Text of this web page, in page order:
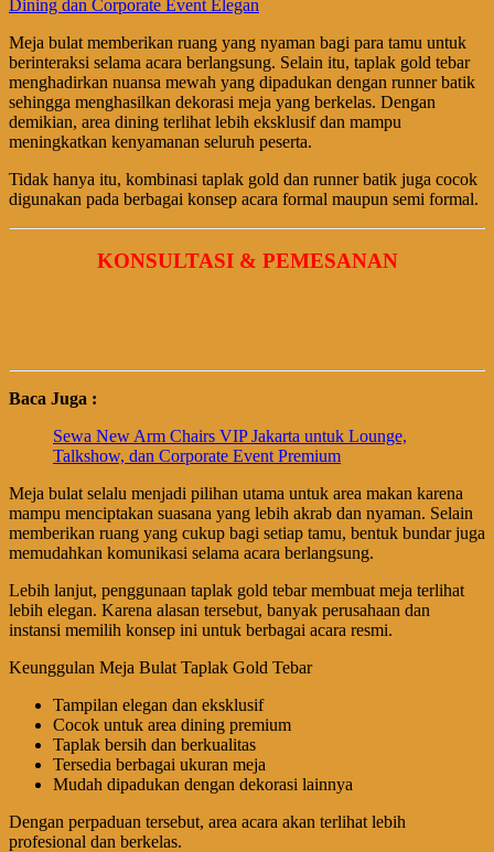
Meja bulat memberikan ruang yang nyaman bagi para tamu untuk
berinteraksi selama acara berlangsung. Selain itu, taplak gold tebar
menghadirkan nuansa mewah yang dipadukan dengan runner batik
sehingga menghasilkan dekorasi meja yang berkelas. Dengan
demikian, area dining terlihat lebih eksklusif dan mampu
meningkatkan kenyamanan seluruh peserta.
Tidak hanya itu, kombinasi taplak gold dan runner batik juga cocok
digunakan pada berbagai konsep acara formal maupun semi formal.
KONSULTASI & PEMESANAN
Baca Juga :
Sewa New Arm Chairs VIP Jakarta untuk Lounge,
Talkshow, dan Corporate Event Premium
Meja bulat selalu menjadi pilihan utama untuk area makan karena
mampu menciptakan suasana yang lebih akrab dan nyaman. Selain
memberikan ruang yang cukup bagi setiap tamu, bentuk bundar juga
memudahkan komunikasi selama acara berlangsung.
Lebih lanjut, penggunaan taplak gold tebar membuat meja terlihat
lebih elegan. Karena alasan tersebut, banyak perusahaan dan
instansi memilih konsep ini untuk berbagai acara resmi.
Keunggulan Meja Bulat Taplak Gold Tebar
Tampilan elegan dan eksklusif
Cocok untuk area dining premium
Taplak bersih dan berkualitas
Tersedia berbagai ukuran meja
Mudah dipadukan dengan dekorasi lainnya
Dengan perpaduan tersebut, area acara akan terlihat lebih
profesional dan berkelas.